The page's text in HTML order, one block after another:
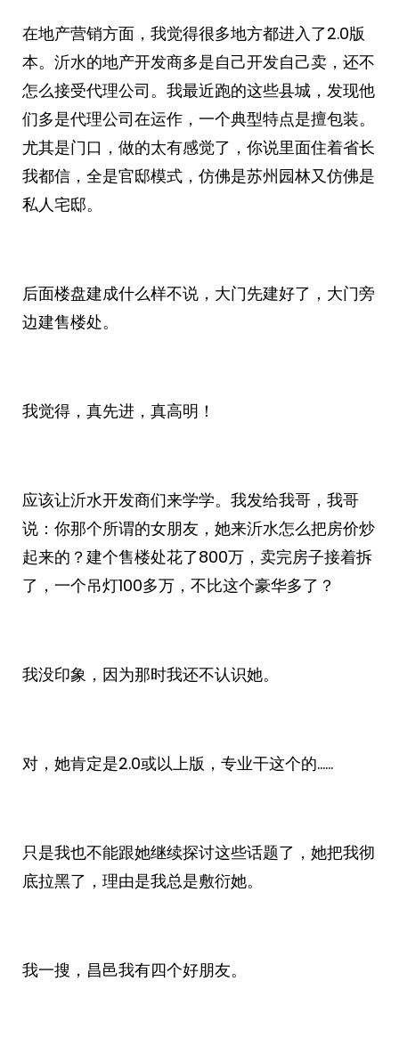
在地产营销方面，我觉得很多地方都进入了2.0版
本。沂水的地产开发商多是自己开发自己卖，还不
怎么接受代理公司。我最近跑的这些县城，发现他
们多是代理公司在运作，一个典型特点是擅包装。
尤其是门口，做的太有感觉了，你说里面住着省长
我都信，全是官邸模式，仿佛是苏州园林又仿佛是
私人宅邸。
后面楼盘建成什么样不说，大门先建好了，大门旁
边建售楼处。
我觉得，真先进，真高明！
应该让沂水开发商们来学学。我发给我哥，我哥
说：你那个所谓的女朋友，她来沂水怎么把房价炒
起来的？建个售楼处花了800万，卖完房子接着拆
了，一个吊灯100多万，不比这个豪华多了？
我没印象，因为那时我还不认识她。
对，她肯定是2.0或以上版，专业干这个的……
只是我也不能跟她继续探讨这些话题了，她把我彻
底拉黑了，理由是我总是敷衍她。
我一搜，昌邑我有四个好朋友。